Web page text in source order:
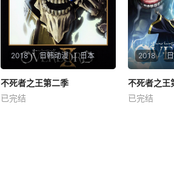
2018 日韩动漫 日本
不死者之王第二季
日野聪
不死者之王第二季
已完结
2018
不死者
日野聪
不死者之王
已完结